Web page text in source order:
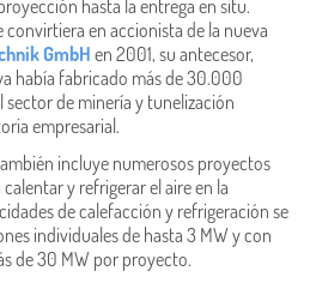
hasta la entrega en situ.
convirtiera en accionista de la nueva
GmbH en 2001, su antecesor,
había fabricado más de 30.000
sector de minería y tunelización
empresarial.
incluye numerosos proyectos
y refrigerar el aire en la
de calefacción y refrigeración se
individuales de hasta 3 MW y con
de 30 MW por proyecto.